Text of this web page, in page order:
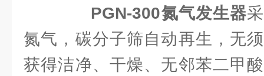
PGN-300氮气发生器
氮气，碳分子筛自动再生，无
获得洁净、干燥、无邻苯二甲